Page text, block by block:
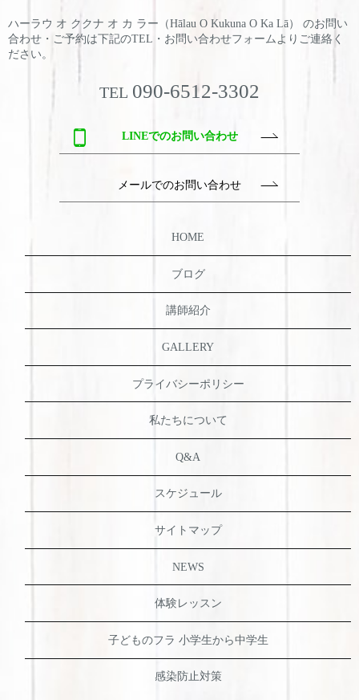
ハーラウ オ ククナ オ カ ラー（Hālau O Kukuna O Ka Lā） のお問い
合わせ・ご予約は下記のTEL・お問い合わせフォームよりご連絡く
ださい。
TEL 090-6512-3302
LINEでのお問い合わせ
メールでのお問い合わせ
HOME
ブログ
講師紹介
GALLERY
プライバシーポリシー
私たちについて
Q&A
スケジュール
サイトマップ
NEWS
体験レッスン
子どものフラ 小学生から中学生
感染防止対策